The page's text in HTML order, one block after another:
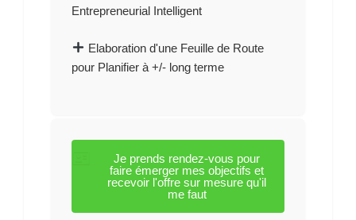
Entrepreneurial Intelligent
Elaboration d'une Feuille de Route
pour Planifier à +/- long terme
Je prends rendez-vous pour
faire émerger mes objectifs et
recevoir l'offre sur mesure qu'il
me faut